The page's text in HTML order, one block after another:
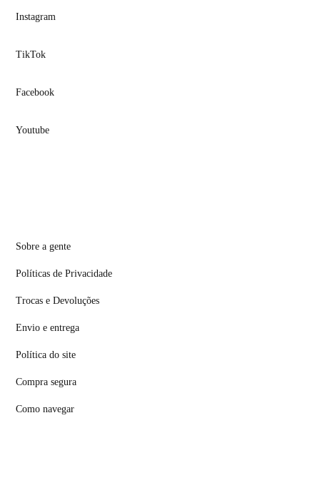
Instagram
TikTok
Facebook
Youtube
Sobre a gente
Políticas de Privacidade
Trocas e Devoluções
Envio e entrega
Política do site
Compra segura
Como navegar